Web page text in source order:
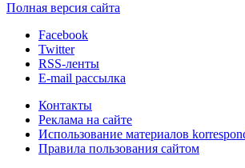
Полная версия сайта
Facebook
Twitter
RSS-ленты
E-mail рассылка
Контакты
Реклама на сайте
Использование материалов
Правила пользования сайтом